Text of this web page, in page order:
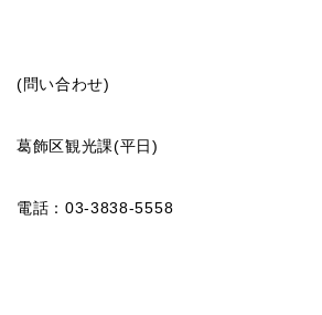
(問い合わせ)
葛飾区観光課(平日)
電話：03-3838-5558